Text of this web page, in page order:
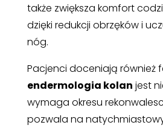
także zwiększa komfort
dzięki redukcji obrzęków i
nóg.
Pacjenci doceniają również
endermologia kolan jest
wymaga okresu
pozwala na